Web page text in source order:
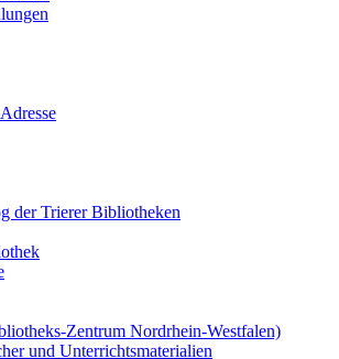
der Trierer Bibliotheken
Zentrum Nordrhein-Westfalen)
und Unterrichtsmaterialien